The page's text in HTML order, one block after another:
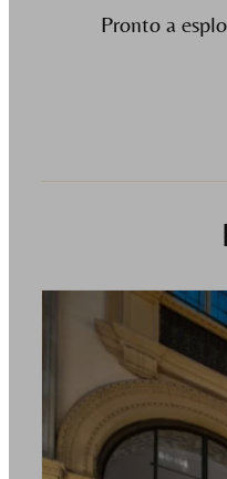
Pronto a